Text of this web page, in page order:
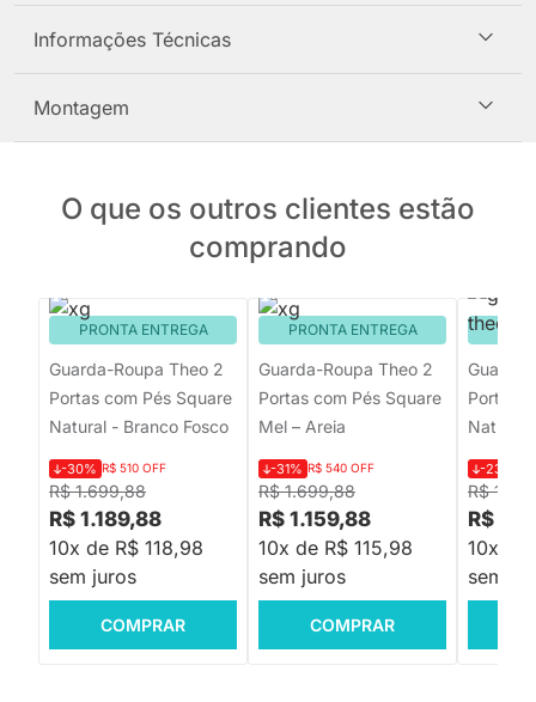
Informações Técnicas
Montagem
O que os outros clientes estão
comprando
PRONTA ENTREGA
Guarda-Roupa Theo 2
Portas com Pés Square
Natural - Branco Fosco
R$ 1.699,88
-30% R$ 510 OFF
R$ 1.189,88
10x de R$ 118,98
sem juros
COMPRAR
PRONTA ENTREGA
Guarda-Roupa Theo 2
Portas com Pés Square
Mel – Areia
R$ 1.699,88
-31% R$ 540 OFF
R$ 1.159,88
10x de R$ 115,98
sem juros
COMPRAR
Portas
Natural
R$
-23%
R$
10x de
sem